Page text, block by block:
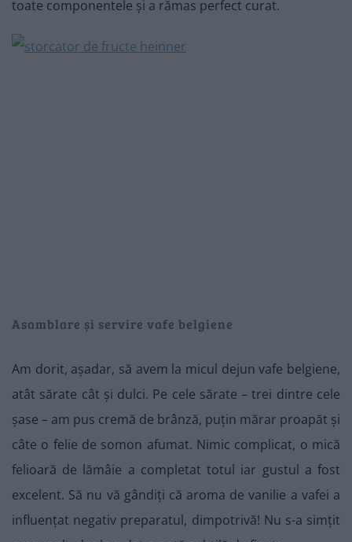
toate componentele și a rămas perfect curat.
Asamblare și servire vafe belgiene
Am dorit, așadar, să avem la micul dejun vafe belgiene,
atât sărate cât și dulci. Pe cele sărate – trei dintre cele
șase – am pus cremă de brânză, puțin mărar proapăt și
câte o felie de somon afumat. Nimic complicat, o mică
felioară de lămâie a completat totul iar gustul a fost
excelent. Să nu vă gândiți că aroma de vanilie a vafei a
influențat negativ preparatul, dimpotrivă! Nu s-a simțit